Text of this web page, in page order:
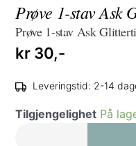
Prøve 1-stav Ask
Prøve 1-stav Ask
kr 30,-
Leveringstid: 2-14
Tilgjengelighet På